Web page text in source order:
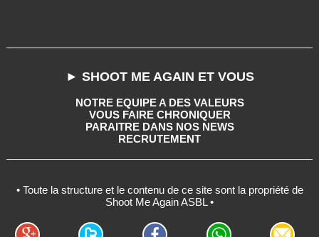
► SHOOT ME AGAIN ET VOUS
NOTRE EQUIPE A DES VALEURS
VOUS FAIRE CHRONIQUER
PARAITRE DANS NOS NEWS
RECRUTEMENT
• Toute la structure et le contenu de ce site sont la propriété de
Shoot Me Again ASBL •